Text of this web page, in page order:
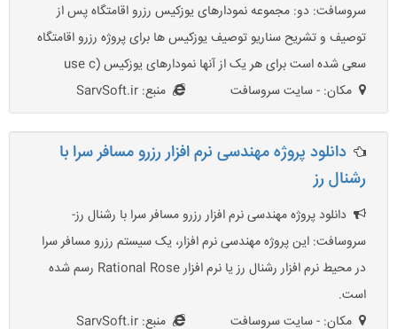
سروسافت: دو: مجموعه نمودارهای یوزکیس رزرو اقامتگاه پس از
توصیف و تشریح سناریو توصیف یوزکیس ها برای پروژه رزرو اقامتگاه
سعی شده است برای هر یک از آنها نمودارهای یوزکیس (use c
مکان: - سایت سروسافت
منبع: SarvSoft.ir
دانلود پروژه مهندسی نرم افزار رزرو مسافر سرا با
رشنال رز
دانلود پروژه مهندسی نرم افزار رزرو مسافر سرا با رشنال رز-
سروسافت: این پروژه مهندسی نرم افزار، یک سیستم رزرو مسافر سرا
در محیط نرم افزار رشنال رز یا نرم افزار Rational Rose رسم شده
است.
مکان: - سایت سروسافت
منبع: SarvSoft.ir